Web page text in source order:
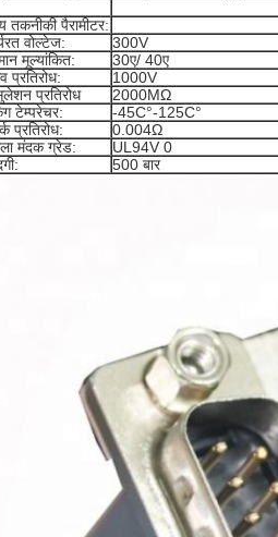
तकनीकी पैरामीटर:
वोल्टेज:
300V
मूल्यांकित:
30ए/ 40ए
प्रतिरोध:
1000V
प्रतिरोध
2000MΩ
टेम्परेचर:
-45C°-125C°
प्रतिरोध:
0.004Ω
मंदक ग्रेड:
UL94V 0
500 बार